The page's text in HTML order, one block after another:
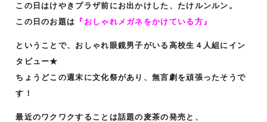
この日はけやきプラザ前にお出かけした、たけルンルン。
この日のお題は 『おしゃれメガネをかけている方』
ということで、おしゃれ眼鏡男子がいる高校生４人組にイン
タビュー★
ちょうどこの週末に文化祭があり、無言劇を頑張ったそうで
す！
最近のワクワクすることは話題の麦茶の発売と、